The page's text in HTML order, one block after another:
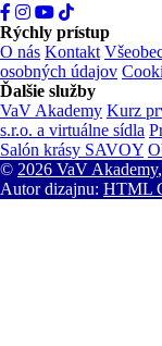
Rýchly prístup
O nás Kontakt
osobných údajov
Ďalšie služby
VaV Akademy Kurz
s.r.o. a virtuálne sídla
Salón krásy SAVOY
© 2026 VaV Akademy
Autor dizajnu: HTML